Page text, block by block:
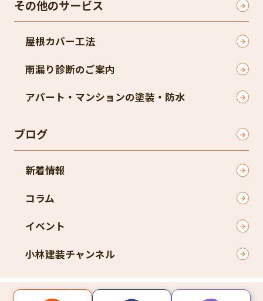
その他のサービス
屋根カバー工法
雨漏り診断のご案内
アパート・マンションの塗装・防水
ブログ
新着情報
コラム
イベント
小林建装チャンネル